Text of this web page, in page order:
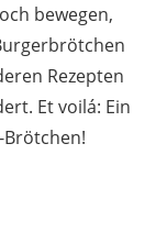
bewegen,
Rezepten
Et voilá: Ein